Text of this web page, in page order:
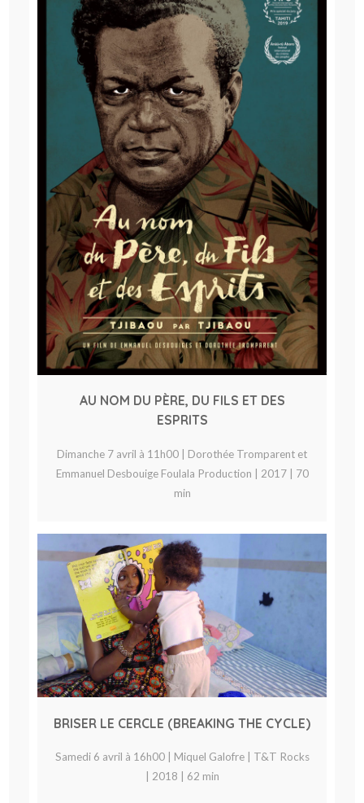
AU NOM DU PÈRE, DU FILS ET DES
ESPRITS
Dimanche 7 avril à 11h00 | Dorothée Tromparent et
Emmanuel Desbouige Foulala Production | 2017 | 70
min
BRISER LE CERCLE (BREAKING THE CYCLE)
Samedi 6 avril à 16h00 | Miquel Galofre | T&T Rocks
| 2018 | 62 min